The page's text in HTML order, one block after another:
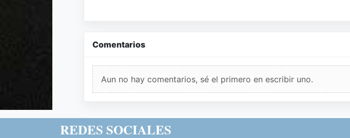
Comentarios
Aun no hay comentarios, sé el primero en escribir uno.
REDES SOCIALES